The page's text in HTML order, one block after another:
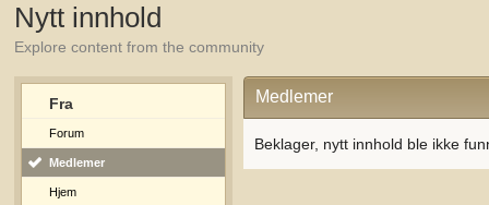
Nytt innhold
Explore content from the community
Fra
Forum
Medlemer
Hjem
Medlemer
Beklager, nytt innhold ble ikke